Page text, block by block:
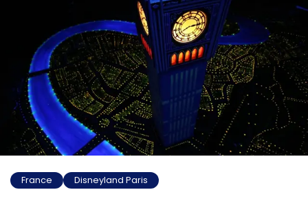
France Disneyland Paris